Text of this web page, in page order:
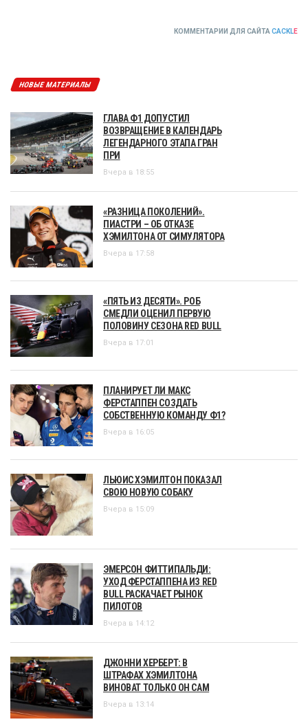
КОММЕНТАРИИ ДЛЯ САЙТАCACKLE
НОВЫЕ МАТЕРИАЛЫ
ГЛАВА Ф1 ДОПУСТИЛ
ВОЗВРАЩЕНИЕ В КАЛЕНДАРЬ
ЛЕГЕНДАРНОГО ЭТАПА ГРАН
ПРИ
Вчера в 18:55
«РАЗНИЦА ПОКОЛЕНИЙ».
ПИАСТРИ – ОБ ОТКАЗЕ
ХЭМИЛТОНА ОТ СИМУЛЯТОРА
Вчера в 17:58
«ПЯТЬ ИЗ ДЕСЯТИ». РОБ
СМЕДЛИ ОЦЕНИЛ ПЕРВУЮ
ПОЛОВИНУ СЕЗОНА RED BULL
Вчера в 17:01
ПЛАНИРУЕТ ЛИ МАКС
ФЕРСТАППЕН СОЗДАТЬ
СОБСТВЕННУЮ КОМАНДУ Ф1?
Вчера в 16:05
ЛЬЮИС ХЭМИЛТОН ПОКАЗАЛ
СВОЮ НОВУЮ СОБАКУ
Вчера в 15:09
ЭМЕРСОН ФИТТИПАЛЬДИ:
УХОД ФЕРСТАППЕНА ИЗ RED
BULL РАСКАЧАЕТ РЫНОК
ПИЛОТОВ
Вчера в 14:12
ДЖОННИ ХЕРБЕРТ: В
ШТРАФАХ ХЭМИЛТОНА
ВИНОВАТ ТОЛЬКО ОН САМ
Вчера в 13:14